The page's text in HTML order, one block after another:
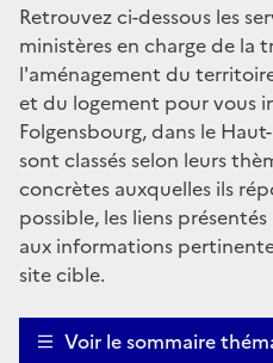
Retrouvez ci-dessous les
ministères en charge de la
l'aménagement du
et du logement pour vous
Folgensbourg, dans le
sont classés selon leurs
concrètes auxquelles ils
possible, les liens
aux informations
site cible.
Voir le sommaire